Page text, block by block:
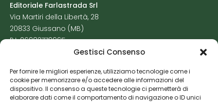
Gestisci Consenso
Per fornire le migliori esperienze, utilizziamo tecnologie come i
cookie per memorizzare e/o accedere alle informazioni del
dispositivo. Il consenso a queste tecnologie ci permetterà di
elaborare dati come il comportamento di navigazione o ID unici
Editoriale Farlastrada Srl
Via Martiri della Libertà, 28
20833 Giussano (MB)
P.I. 06982770965
Cookie Policy
Risorse Aggiuntive